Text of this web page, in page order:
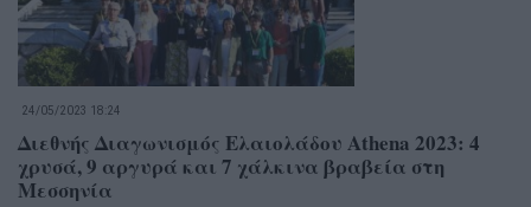
24/05/2023 18:24
Διεθνής Διαγωνισμός Ελαιολάδου Athena 2023: 4
χρυσά, 9 αργυρά και 7 χάλκινα βραβεία στη
Μεσσηνία